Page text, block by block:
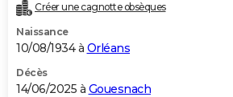
Créer une cagnotte obsèques
Naissance
10/08/1934 à Orléans
Décès
14/06/2025 à Gouesnach